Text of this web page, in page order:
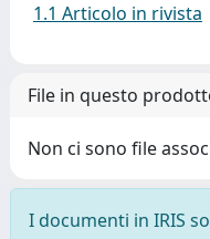
1.1 Articolo in rivista
File in questo
Non ci sono file
I documenti in IRIS